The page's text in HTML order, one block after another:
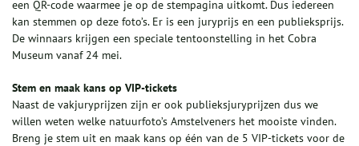
een QR-code waarmee je op de stempagina uitkomt. Dus iedereen
kan stemmen op deze foto’s. Er is een juryprijs en een publieksprijs.
De winnaars krijgen een speciale tentoonstelling in het Cobra
Museum vanaf 24 mei.
Stem en maak kans op VIP-tickets
Naast de vakjuryprijzen zijn er ook publieksjuryprijzen dus we
willen weten welke natuurfoto’s Amstelveners het mooiste vinden.
Breng je stem uit en maak kans op één van de 5 VIP-tickets voor de